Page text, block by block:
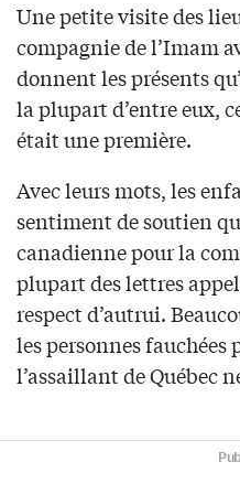
Une petite visite des
compagnie de l’Imam
donnent les présents
la plupart d’entre eux,
était une première.
Avec leurs mots, les
sentiment de soutien
canadienne pour la
plupart des lettres
respect d’autrui.
les personnes fauchées
l’assaillant de Québec